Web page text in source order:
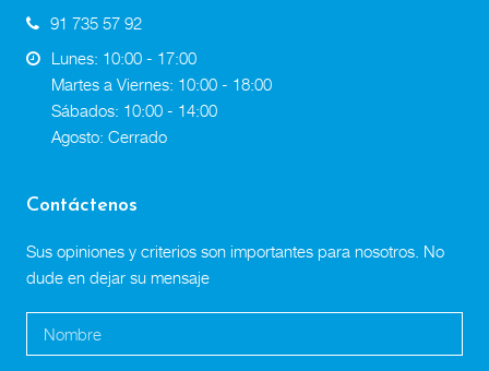
91 735 57 92
Lunes: 10:00 - 17:00
Martes a Viernes: 10:00 - 18:00
Sábados: 10:00 - 14:00
Agosto: Cerrado
Contáctenos
Sus opiniones y criterios son importantes para nosotros. No
dude en dejar su mensaje